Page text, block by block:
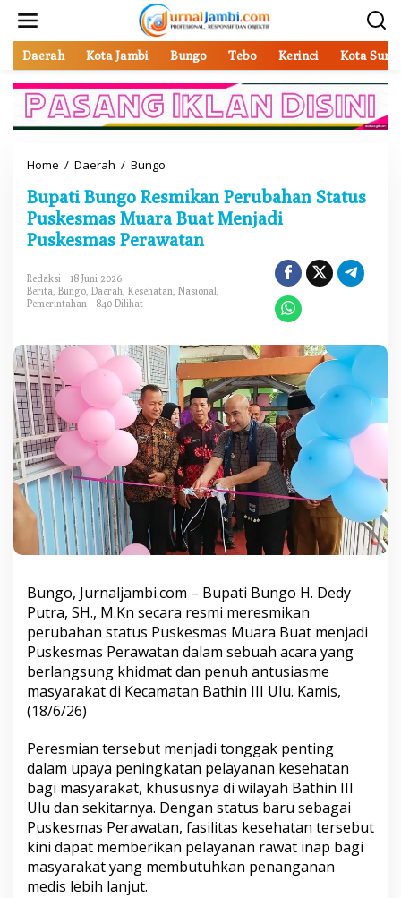
Daerah Kota Jambi Bungo Tebo Kerinci Kota
Home / Daerah / Bungo
p
a
t
i
n
R
e
s
m
i
k
a
n
P
e
r
b
a
n
S
t
a
t
u
s
s
e
s
m
a
s
M
u
Bupati Bungo Resmikan Perubahan Status
Puskesmas Muara Buat Menjadi
Puskesmas Perawatan
Redaksi
18 Juni 2026
Berita Bungo Daerah Kesehatan Nasional
Pemerintahan
840 Dilihat
Bungo, Jurnaljambi.com – Bupati Bungo H. Dedy
Putra, SH., M.Kn secara resmi meresmikan
perubahan status Puskesmas Muara Buat menjadi
Puskesmas Perawatan dalam sebuah acara yang
berlangsung khidmat dan penuh antusiasme
masyarakat di Kecamatan Bathin III Ulu. Kamis,
(18/6/26)
Peresmian tersebut menjadi tonggak penting
dalam upaya peningkatan pelayanan kesehatan
bagi masyarakat, khususnya di wilayah Bathin III
Ulu dan sekitarnya. Dengan status baru sebagai
Puskesmas Perawatan, fasilitas kesehatan tersebut
kini dapat memberikan pelayanan rawat inap bagi
masyarakat yang membutuhkan penanganan
medis lebih lanjut.